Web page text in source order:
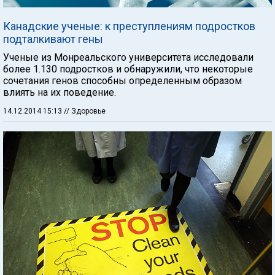
Канадские ученые: к преступлениям подростков
подталкивают гены
Ученые из Монреальского университета исследовали
более 1.130 подростков и обнаружили, что некоторые
сочетания генов способны определенным образом
влиять на их поведение.
14.12.2014 15:13 // Здоровье